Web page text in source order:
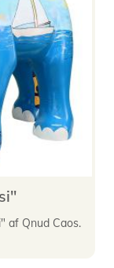
af Qnud Caos.